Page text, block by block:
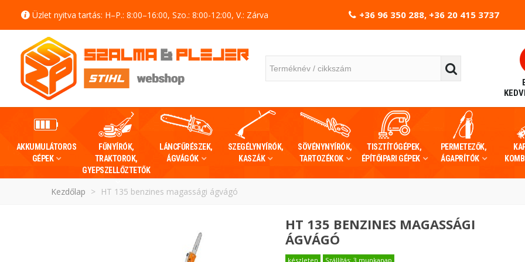
Üzlet nyitva tartás: H–P.: 8:00–16:00, Szo.: 8:00-12:00, V.: Zárva +36 96 350 288, +36 20 415 3737
AKKUMULÁTOROS
GÉPEK
FŰNYÍRÓK,
TRAKTOROK,
GYEPSZELLŐZTETŐK
LÁNCFŰRÉSZEK,
ÁGVÁGÓK
SZEGÉLYNYÍRÓK,
KASZÁK
SÖVÉNYNYÍRÓK,
TARTOZÉKOK
TISZTÍTÓGÉPEK,
ÉPÍTŐIPARI GÉPEK
PERMETEZŐK,
ÁGAPRÍTÓK
Kezdőlap > HT 135 benzines magassági ágvágó
HT 135 BENZINES MAGASSÁGI
ÁGVÁGÓ
készleten Szállítás: 3 munkanap